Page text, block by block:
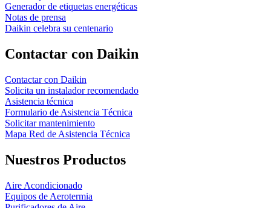
Generador de etiquetas energéticas
Notas de prensa
Daikin celebra su centenario
Contactar con Daikin
Contactar con Daikin
Solicita un instalador recomendado
Asistencia técnica
Formulario de Asistencia Técnica
Solicitar mantenimiento
Mapa Red de Asistencia Técnica
Nuestros Productos
Aire Acondicionado
Equipos de Aerotermia